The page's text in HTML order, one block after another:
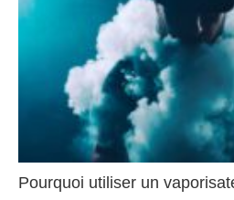
Pourquoi utiliser un